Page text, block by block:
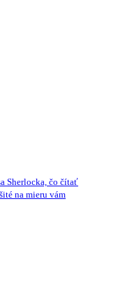
Sherlocka, čo čítať
na mieru vám